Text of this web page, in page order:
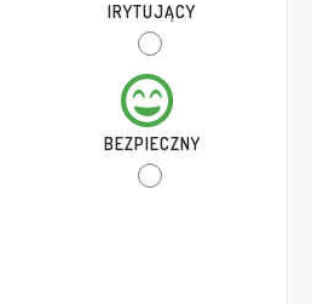
IRYTUJĄCY
BEZPIECZNY